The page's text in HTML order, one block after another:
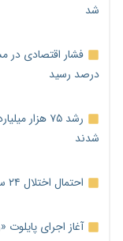
شد
درصد رسید
رشد ۷۵
شدند
احتمال اختلال ۲۴ ساعته در سامانه‌های تأمین اجتماعی
آغاز اجرای